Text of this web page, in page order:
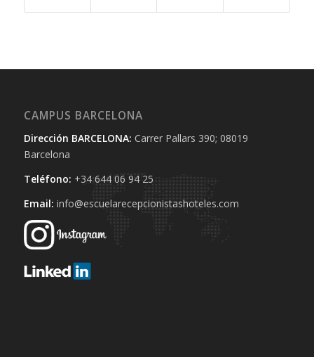
CAMPUS BARCELONA
Dirección BARCELONA: Carrer Pallars 390; 08019
Barcelona
Teléfono: +34 644 06 94 25‬
Email: info@escuelarecepcionistashoteles.com